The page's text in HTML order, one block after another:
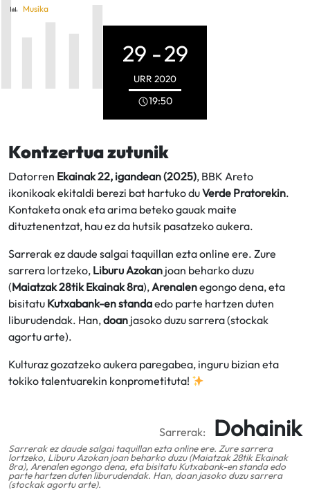
Musika
29 -29
URR 2020
19:50
Kontzertua zutunik
Datorren Ekainak 22, igandean (2025), BBK Areto
ikonikoak ekitaldi berezi bat hartuko duVerde Pratorekin.
Kontaketa onak eta arima beteko gauak maite
dituztenentzat, hau ez da hutsik pasatzeko aukera.
Sarrerak ez daude salgai taquillan ezta online ere. Zure
sarrera lortzeko, Liburu Azokan joan beharko duzu
(Maiatzak 28tik Ekainak 8ra),Arenalenegongo dena, eta
bisitatu Kutxabank-en standaedo parte hartzen duten
liburudendak. Han,doan jasoko duzu sarrera (stockak
agortu arte).
Kulturaz gozatzeko aukera paregabea, inguru bizian eta
tokiko talentuarekin konprometituta!
Sarrerak: Dohainik
Sarrerak ez daude salgai taquillan ezta online ere. Zure sarrera
lortzeko, Liburu Azokan joan beharko duzu (Maiatzak 28tik Ekainak
8ra), Arenalen egongo dena, eta bisitatu Kutxabank-en standa edo
parte hartzen duten liburudendak. Han, doan jasoko duzu sarrera
(stockak agortu arte).